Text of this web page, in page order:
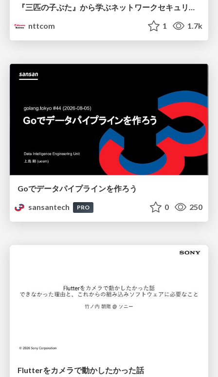
nttcom
1 1.7k
Goでデータパイプラインを作ろう
sansantech
PRO 0 250
Flutterをカメラで動かしたかった話